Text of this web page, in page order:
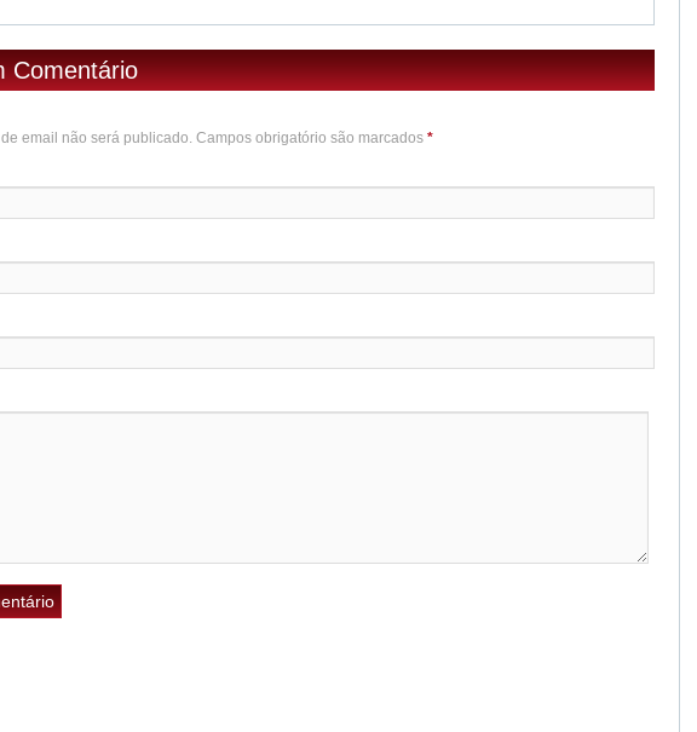
Comentário
email não será publicado. Campos obrigatório são marcados *